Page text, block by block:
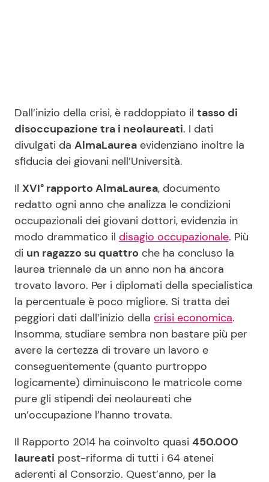
Salute
Viaggi e Turismo
Festività
Ricette Facili e Veloci
Ricette Feste
Ricette per Bambini
Seguici
Info
Chi siamo
Redazione
Contattaci
Pubblicità
Privacy Policy
Dall’inizio della crisi, è raddoppiato il tasso di
disoccupazione tra i neolaureati. I dati
divulgati da AlmaLaurea evidenziano inoltre la
sfiducia dei giovani nell’Università.
Il XVI° rapporto AlmaLaurea, documento
redatto ogni anno che analizza le condizioni
occupazionali dei giovani dottori, evidenzia in
modo drammatico il disagio occupazionale. Più
di un ragazzo su quattro che ha concluso la
laurea triennale da un anno non ha ancora
trovato lavoro. Per i diplomati della specialistica
la percentuale è poco migliore. Si tratta dei
peggiori dati dall’inizio della crisi economica.
Insomma, studiare sembra non bastare più per
avere la certezza di trovare un lavoro e
conseguentemente (quanto purtroppo
logicamente) diminuiscono le matricole come
pure gli stipendi dei neolaureati che
un’occupazione l’hanno trovata.
Il Rapporto 2014 ha coinvolto quasi 450.000
laureati post-riforma di tutti i 64 atenei
aderenti al Consorzio. Quest’anno, per la